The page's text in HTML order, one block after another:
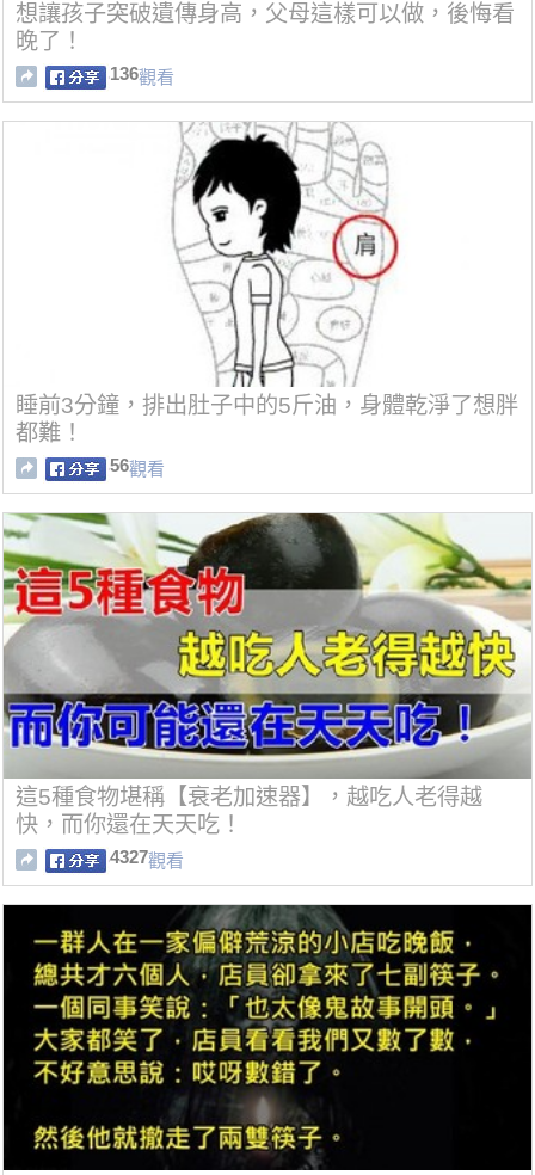
想讓孩子突破遺傳身高，父母這樣可以做，後悔看
晚了！
136觀看
睡前3分鐘，排出肚子中的5斤油，身體乾淨了想胖
都難！
56觀看
這5種食物堪稱【衰老加速器】，越吃人老得越
快，而你還在天天吃！
4327觀看